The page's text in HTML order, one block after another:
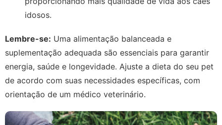
idosos.
Lembre-se: Uma alimentação balanceada e
suplementação adequada são essenciais para garantir
energia, saúde e longevidade. Ajuste a dieta do seu pet
de acordo com suas necessidades específicas, com
orientação de um médico veterinário.